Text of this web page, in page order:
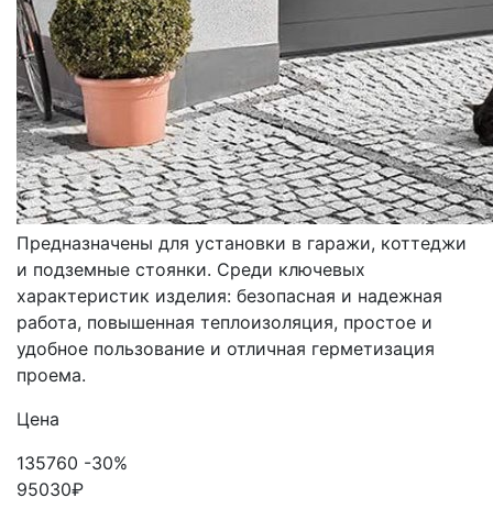
ВОРОТА
ГАРАЖНЫЕ
Предназначены для установки в гаражи, коттеджи
и подземные стоянки. Среди ключевых
характеристик изделия: безопасная и надежная
работа, повышенная теплоизоляция, простое и
удобное пользование и отличная герметизация
проема.
Цена
135760 -30%
95030₽